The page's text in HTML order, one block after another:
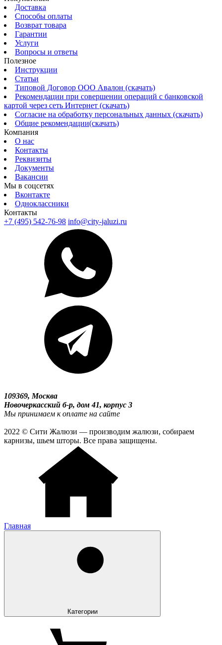
Доставка
Способы оплаты
Возврат товара
Гарантии
Услуги
Вопросы и ответы
Полезное
Инструкции
Статьи
Типовой Договор ООО Авалон (скачать)
Рекомендации при совершении операций с банковской
картой через сеть Интернет (скачать)
Согласие на обработку персональных данных (скачать)
Общие рекомендации(скачать)
Компания
О нас
Контакты
Реквизиты
Документы
Вакансии
Мы в соцсетях
Вконтакте
Одноклассники
Контакты
+7 (495) 542-76-98 info@city-jaluzi.ru
109369, Москва
Новочеркасский б-р, дом 41, корпус 3
Мы принимаем к оплате на сайте
2022 © Сити Жалюзи — производим жалюзи, собираем
карнизы, шьем шторы. Все права защищены.
Главная
Категории